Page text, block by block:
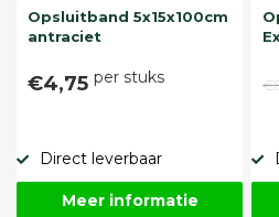
Opsluitband 5x15x100cm
antraciet
€4,75 per stuks
Direct leverbaar
Meer informatie